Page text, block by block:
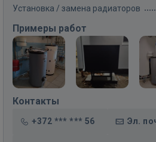
Установка / замена радиаторов
Примеры работ
Контакты
+372 *** *** 56 Эл.